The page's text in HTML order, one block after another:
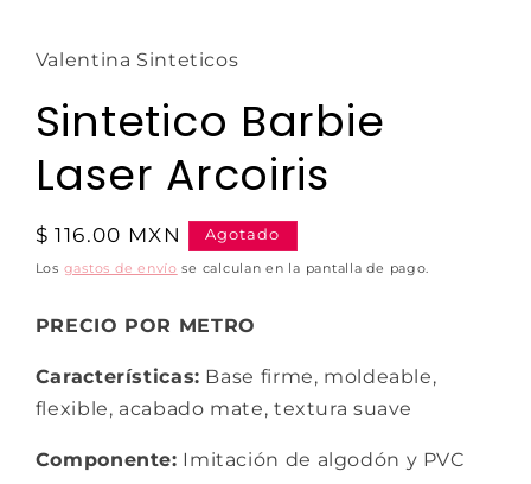
Valentina Sinteticos
Sintetico Barbie
Laser Arcoiris
$ 116.00 MXN Agotado
Los gastos de envío se calculan en la pantalla de pago.
PRECIO POR METRO
Características: Base firme, moldeable,
flexible, acabado mate, textura suave
Componente: Imitación de algodón y PVC